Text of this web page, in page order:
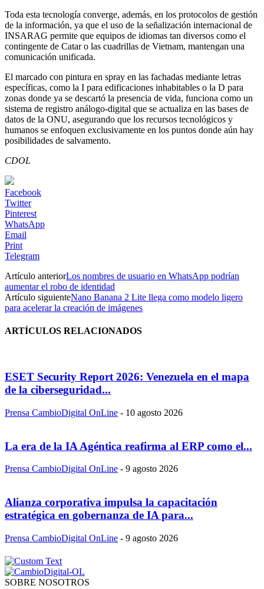
Toda esta tecnología converge, además, en los protocolos de gestión
de la información, ya que el uso de la señalización internacional de
INSARAG permite que equipos de idiomas tan diversos como el
contingente de Catar o las cuadrillas de Vietnam, mantengan una
comunicación unificada.
El marcado con pintura en spray en las fachadas mediante letras
específicas, como la I para edificaciones inhabitables o la D para
zonas donde ya se descartó la presencia de vida, funciona como un
sistema de registro análogo-digital que se actualiza en las bases de
datos de la ONU, asegurando que los recursos tecnológicos y
humanos se enfoquen exclusivamente en los puntos donde aún hay
posibilidades de salvamento.
CDOL
Facebook
Twitter
Pinterest
WhatsApp
Email
Print
Telegram
Artículo anteriorLos nombres de usuario en WhatsApp podrían
aumentar el robo de identidad
Artículo siguienteNano Banana 2 Lite llega como modelo ligero
para acelerar la creación de imágenes
ARTÍCULOS RELACIONADOS
ESET Security Report 2026: Venezuela en el mapa
de la ciberseguridad...
Prensa CambioDigital OnLine - 10 agosto 2026
La era de la IA Agéntica reafirma al ERP como el...
Prensa CambioDigital OnLine - 9 agosto 2026
Alianza corporativa impulsa la capacitación
estratégica en gobernanza de IA para...
Prensa CambioDigital OnLine - 9 agosto 2026
SOBRE NOSOTROS